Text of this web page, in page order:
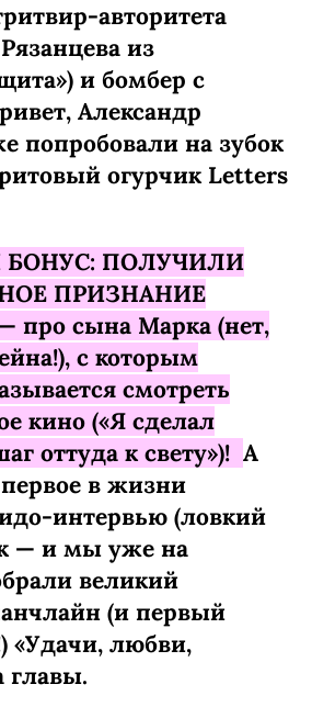
авторитета
из
и бомбер с
Александр
попробовали на зубок
огурчик Letters
ПОЛУЧИЛИ
ПРИЗНАНИЕ
сына Марка (нет,
с которым
смотреть
кино («Я сделал
оттуда к свету»)! А
в жизни
интервью (ловкий
— и мы уже на
великий
(и первый
«Удачи, любви,
главы.